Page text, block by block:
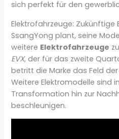
sich perfekt für den
Elektrofahrzeuge: Zukünftige
SsangYong plant, seine
weitere Elektrofahrzeuge
EVX, der für das zweite
betritt die Marke das Feld der
Weitere Elektromodelle sind
Transformation hin zur
beschleunigen.